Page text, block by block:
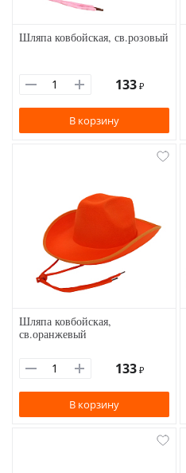
Шляпа ковбойская, св.розовый
133 ₽
В корзину
Шляпа ковбойская,
св.оранжевый
133 ₽
В корзину